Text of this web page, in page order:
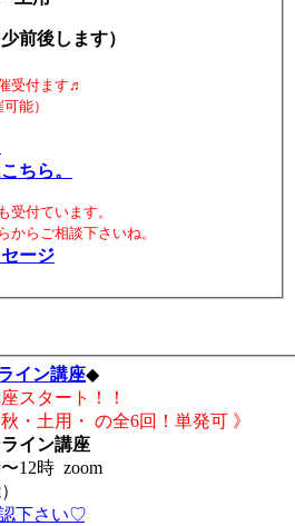
前後します）
受付ます♬
能）
ちら。
付ています。
からご相談下さいね。
ージ
イン講座◆
スタート！！
・土用・ の全6回！単発可 》
イン講座
12時 zoom
下さい♡